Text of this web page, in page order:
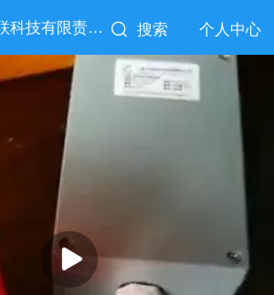
上海兴玄物联科技有限责任公司 搜索 个人中心